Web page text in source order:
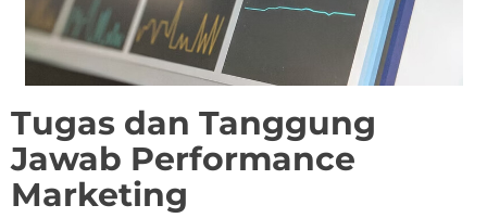
Tugas dan Tanggung
Jawab Performance
Marketing